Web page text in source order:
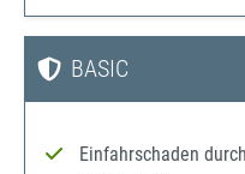
BASIC
Einfahrschaden